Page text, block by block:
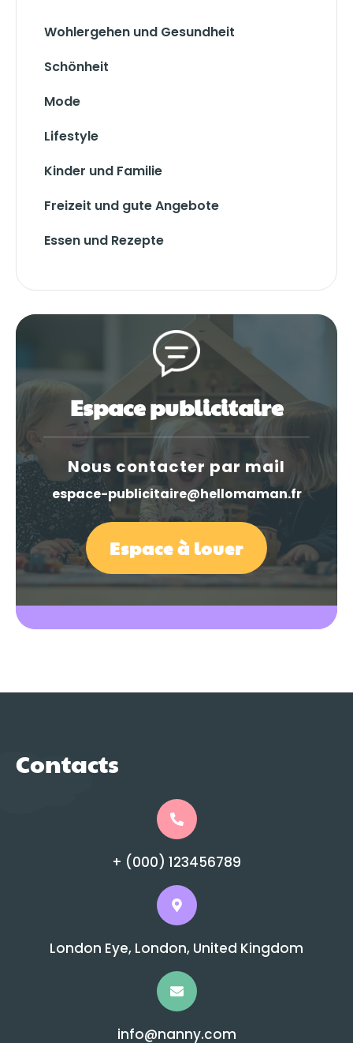
Wohlergehen und Gesundheit
Schönheit
Mode
Lifestyle
Kinder und Familie
Freizeit und gute Angebote
Essen und Rezepte
Espace publicitaire
Nous contacter par mail
espace-publicitaire@hellomaman.fr
Espace à louer
Contacts
+ (000) 123456789
London Eye, London, United Kingdom
info@nanny.com